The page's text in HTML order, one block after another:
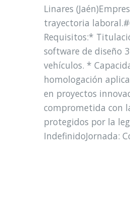
Linares
trayectoria
Requisitos:*
software de diseño
vehículos. *
homologación
en proyectos
comprometida con
protegidos por la
IndefinidoJornada: